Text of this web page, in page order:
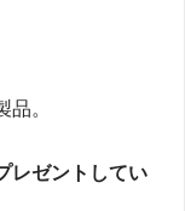
。
レゼントしてい